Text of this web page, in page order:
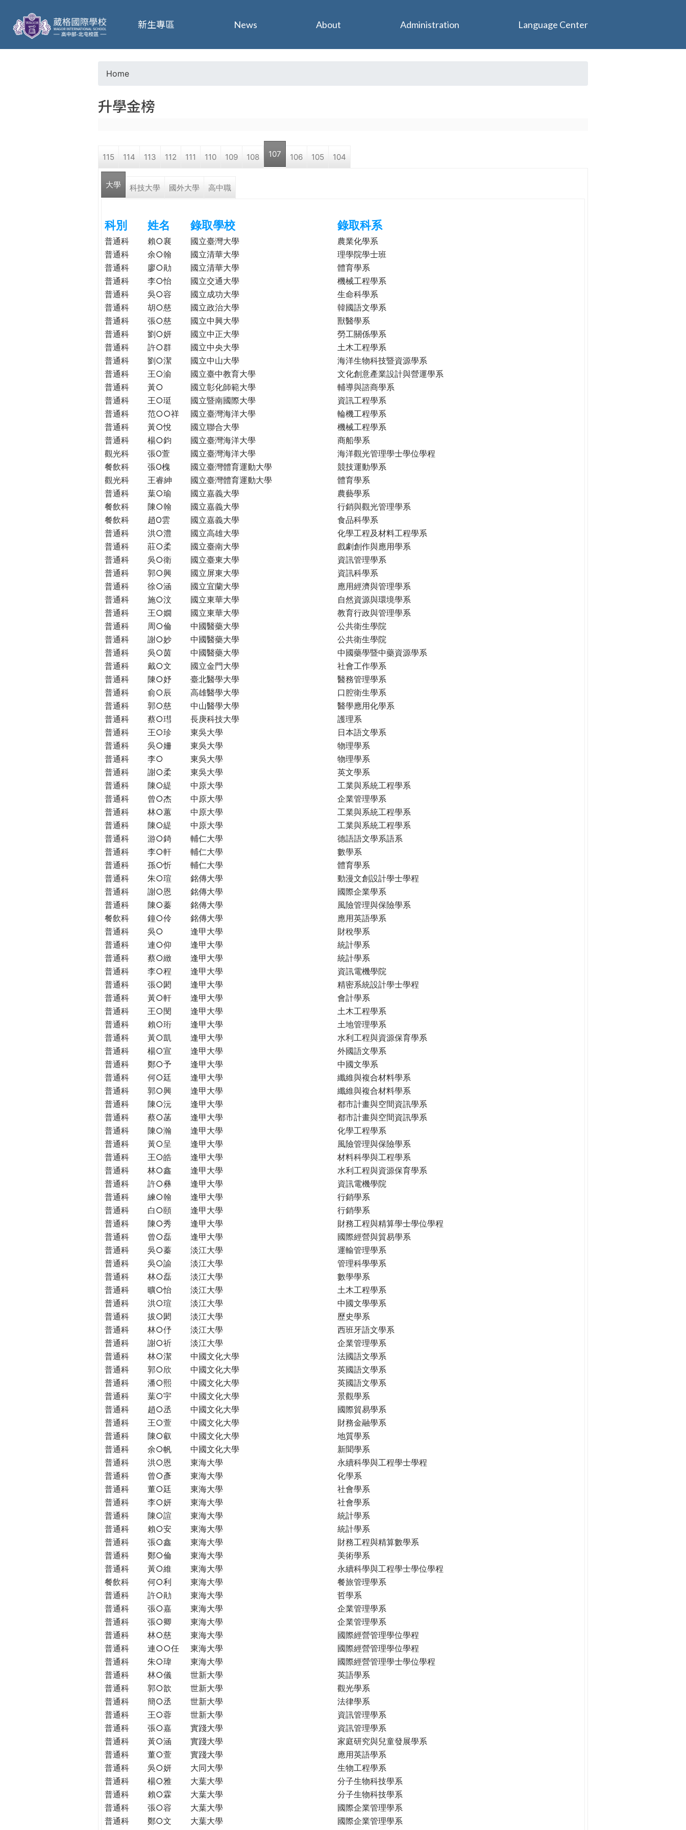
葳
格
o
a
r
h
e
r
e
Home
升學金榜
115 114 113 112 111 110 109 108 107 106 105 104
大學 科技大學 國外大學 高中職
科別 姓名 錄取學校 錄取科系
普通科 賴○襄 國立臺灣大學
農業化學系
普通科
余○翰 國立清華大學
理學院學士班
普通科
廖○勛 國立清華大學
體育學系
普通科
李○怡 國立交通大學
機械工程學系
普通科
吳○容 國立成功大學
生命科學系
普通科
胡○慈 國立政治大學
韓國語文學系
普通科
張○慈 國立中興大學
獸醫學系
普通科
劉○妍 國立中正大學
勞工關係學系
普通科
許○群 國立中央大學
土木工程學系
普通科
劉○潔 國立中山大學
海洋生物科技暨資源學系
普通科
王○渝 國立臺中教育大學
文化創意產業設計與營運學系
普通科
黃○ 國立彰化師範大學
輔導與諮商學系
普通科
王○珽 國立暨南國際大學
資訊工程學系
普通科
范○○祥 國立臺灣海洋大學
輪機工程學系
普通科
黃○悅 國立聯合大學
機械工程學系
普通科
楊○鈞 國立臺灣海洋大學
商船學系
觀光科
張O萱 國立臺灣海洋大學
海洋觀光管理學士學位學程
餐飲科
張O槐 國立臺灣體育運動大學
競技運動學系
觀光科
王睿紳 國立臺灣體育運動大學
體育學系
普通科
葉○瑜 國立嘉義大學
農藝學系
餐飲科
陳○翰 國立嘉義大學
行銷與觀光管理學系
餐飲科
趙O雲 國立嘉義大學
食品科學系
普通科
洪○澧 國立高雄大學
化學工程及材料工程學系
普通科
莊○柔 國立臺南大學
戲劇創作與應用學系
普通科
吳○衛 國立臺東大學
資訊管理學系
普通科
郭○興 國立屏東大學
資訊科學系
普通科
徐○涵 國立宜蘭大學
應用經濟與管理學系
普通科
施○汶 國立東華大學
自然資源與環境學系
普通科
王○嫺 國立東華大學
教育行政與管理學系
普通科
周○倫 中國醫藥大學
公共衛生學院
普通科
謝○妙 中國醫藥大學
公共衛生學院
普通科
吳○茵 中國醫藥大學
中國藥學暨中藥資源學系
普通科
戴○文 國立金門大學
社會工作學系
普通科
陳○妤 臺北醫學大學
醫務管理學系
普通科
俞○辰 高雄醫學大學
口腔衛生學系
普通科
郭○慈 中山醫學大學
醫學應用化學系
普通科
蔡○㻰 長庚科技大學
護理系
普通科
王○珍 東吳大學
日本語文學系
普通科
吳○姍 東吳大學
物理學系
普通科
李○ 東吳大學
物理學系
普通科
謝○柔 東吳大學
英文學系
普通科
陳○緹 中原大學
工業與系統工程學系
普通科
曾○杰 中原大學
企業管理學系
普通科
林○蕙 中原大學
工業與系統工程學系
普通科
陳○緹 中原大學
工業與系統工程學系
普通科
游○錡 輔仁大學
德語語文學系語系
普通科
李○軒 輔仁大學
數學系
普通科
孫○忻 輔仁大學
體育學系
普通科
朱○瑄 銘傳大學
動漫文創設計學士學程
普通科
謝○恩 銘傳大學
國際企業學系
普通科
陳○蓁 銘傳大學
風險管理與保險學系
餐飲科
鐘○伶 銘傳大學
應用英語學系
普通科
吳○ 逢甲大學
財稅學系
普通科
連○仰 逢甲大學
統計學系
普通科
蔡○緻 逢甲大學
統計學系
普通科
李○程 逢甲大學
資訊電機學院
普通科
張○閎 逢甲大學
精密系統設計學士學程
普通科
黃○軒 逢甲大學
會計學系
普通科
王○閔 逢甲大學
土木工程學系
普通科
賴○珩 逢甲大學
土地管理學系
普通科
黃○凱 逢甲大學
水利工程與資源保育學系
普通科
楊○宣 逢甲大學
外國語文學系
普通科
鄭○予 逢甲大學
中國文學系
普通科
何○廷 逢甲大學
纖維與複合材料學系
普通科
郭○興 逢甲大學
纖維與複合材料學系
普通科
陳○沅 逢甲大學
都市計畫與空間資訊學系
普通科
蔡○菡 逢甲大學
都市計畫與空間資訊學系
普通科
陳○瀚 逢甲大學
化學工程學系
普通科
黃○呈 逢甲大學
風險管理與保險學系
普通科
王○皓 逢甲大學
材料科學與工程學系
普通科
林○鑫 逢甲大學
水利工程與資源保育學系
普通科
許○彝 逢甲大學
資訊電機學院
普通科
練○翰 逢甲大學
行銷學系
普通科
白○頤 逢甲大學
行銷學系
普通科
陳○秀 逢甲大學
財務工程與精算學士學位學程
普通科
曾○磊 逢甲大學
國際經營與貿易學系
普通科
吳○蓁 淡江大學
運輸管理學系
普通科
吳○諭 淡江大學
管理科學學系
普通科
林○磊 淡江大學
數學學系
普通科
曠○怡 淡江大學
土木工程學系
普通科
洪○瑄 淡江大學
中國文學學系
普通科
拔○閎 淡江大學
歷史學系
普通科
林○伃 淡江大學
西班牙語文學系
普通科
謝○祈 淡江大學
企業管理學系
普通科
林○潔 中國文化大學
法國語文學系
普通科
郭○欣 中國文化大學
英國語文學系
普通科
潘○熙 中國文化大學
英國語文學系
普通科
葉○宇 中國文化大學
景觀學系
普通科
趙○丞 中國文化大學
國際貿易學系
普通科
王○萱 中國文化大學
財務金融學系
普通科
陳○叡 中國文化大學
地質學系
普通科
余○帆 中國文化大學
新聞學系
普通科
洪○恩 東海大學
永續科學與工程學士學程
普通科
曾○彥 東海大學
化學系
普通科
董○廷 東海大學
社會學系
普通科
李○妍 東海大學
社會學系
普通科
陳○諠 東海大學
統計學系
普通科
賴○安 東海大學
統計學系
普通科
張○鑫 東海大學
財務工程與精算數學系
普通科
鄭○倫 東海大學
美術學系
普通科
黃○維 東海大學
永續科學與工程學士學位學程
餐飲科
何○利 東海大學
餐旅管理學系
普通科
許○勛 東海大學
哲學系
普通科
張○嘉 東海大學
企業管理學系
普通科
張○卿 東海大學
企業管理學系
普通科
林○慈 東海大學
國際經營管理學位學程
普通科
連○○任 東海大學
國際經營管理學位學程
普通科
朱○瑋 東海大學
國際經營管理學士學位學程
普通科
林○儀 世新大學
英語學系
普通科
郭○歆 世新大學
觀光學系
普通科
簡○丞 世新大學
法律學系
普通科
王○蓉 世新大學
資訊管理學系
普通科
張○嘉 實踐大學
資訊管理學系
普通科
黃○涵 實踐大學
家庭研究與兒童發展學系
普通科
董○萱 實踐大學
應用英語學系
普通科
吳○妍 大同大學
生物工程學系
普通科
楊○雅 大葉大學
分子生物科技學系
普通科
賴○霖 大葉大學
分子生物科技學系
普通科
張○容 大葉大學
國際企業管理學系
普通科
鄭○文 大葉大學
國際企業管理學系
新生專區 News About Administration Language Center